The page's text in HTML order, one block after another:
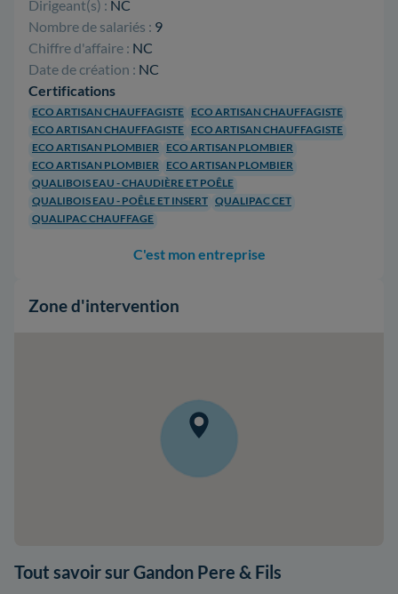
Dirigeant(s) : NC
Nombre de salariés : 9
Chiffre d'affaire : NC
Date de création : NC
Certifications
ECO ARTISAN CHAUFFAGISTE ECO ARTISAN CHAUFFAGISTE
ECO ARTISAN CHAUFFAGISTE ECO ARTISAN CHAUFFAGISTE
ECO ARTISAN PLOMBIER
ECO ARTISAN PLOMBIER
ECO ARTISAN PLOMBIER
ECO ARTISAN PLOMBIER
QUALIBOIS EAU - CHAUDIÈRE ET POÊLE
QUALIBOIS EAU - POÊLE ET INSERT QUALIPAC CET
QUALIPAC CHAUFFAGE
C'est mon entreprise
Zone d'intervention
Tout savoir sur Gandon Pere & Fils